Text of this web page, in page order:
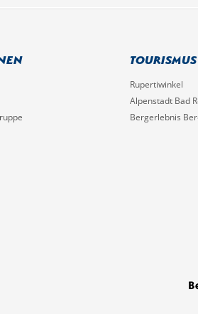
Tourismus
Rupertiwinkel
Alpenstadt Bad
Bergerlebnis